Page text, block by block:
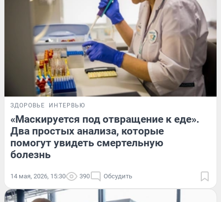
ЗДОРОВЬЕ ИНТЕРВЬЮ
«Маскируется под отвращение к еде».
Два простых анализа, которые
помогут увидеть смертельную
болезнь
14 мая, 2026, 15:30 390 Обсудить